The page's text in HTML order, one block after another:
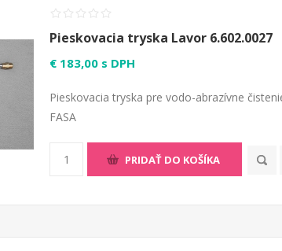
Pieskovacia tryska Lavor 6.602.0027
€ 183,00 s DPH
Pieskovacia tryska pre vodo-abrazívne
FASA
PRIDAŤ DO KOŠÍKA